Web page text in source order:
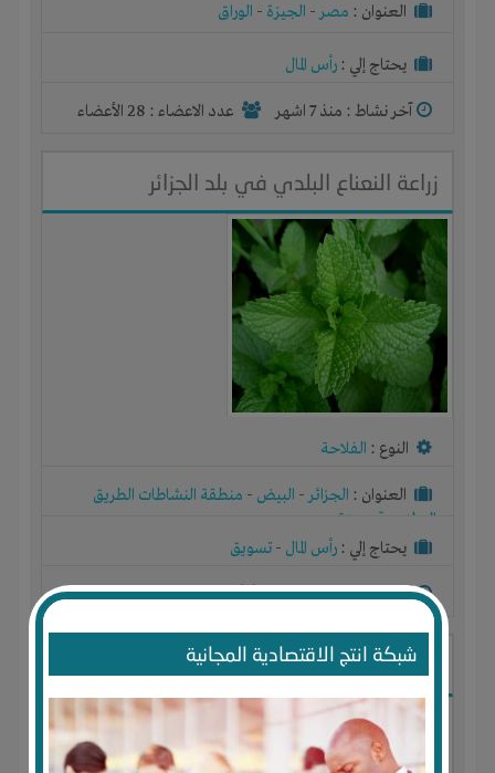
شبكة انتج الاقتصادية المجانية
العنوان : مصر- الجيزة - الوراق
يحتاج إلي : رأس المال
آخر نشاط : منذ 7 اشهر عدد الاعضاء : 28 الأعضاء
زراعة النعناع البلدي في بلد الجزائر
النوع : الفلاحة
العنوان : الجزائر- البيض - منطقة النشاطات الطريق
الوطني رقم ستة
يحتاج إلي : رأس المال - تسويق
آخر نشاط :منذ 8 اشهر عدد الاعضاء : 0 الأعضاء
انتاج زيت اركان ومواد تجميل طبيعية